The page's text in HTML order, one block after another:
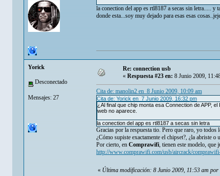
la conection del app es rtl8187 a secas sin letra..... y
donde esta...soy muy dejado para esas esas
Yorick
Desconectado
Mensajes: 27
Re: connection usb
« Respuesta #23 en: 8 Junio 2009,
Cita de: manolin2 en 8 Junio 2009, 10:09 am
Cita de: Yorick en 7 Junio 2009, 16:32 pm
¿Al final que chip monta esa Connection de APP,
web no aparece.
la conection del app es rtl8187 a secas sin letra
Gracias por la respuesta tio. Pero que raro, yo
¿Cómo supiste exactamente el chipset?, ¿la abriste o
Por cierto, en Comprawifi, tienen este modelo, que
http://www.comprawifi.com/usb/aircrack/
« Última modificación: 8 Junio 2009, 11:53 am por